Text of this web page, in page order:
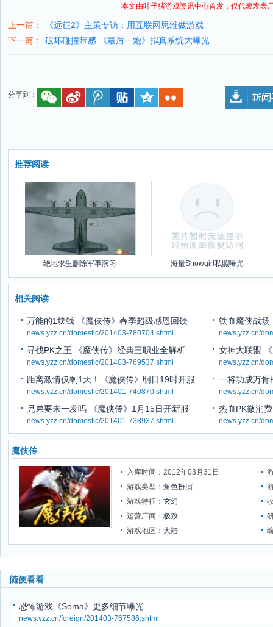
本文由叶子猪游戏资讯中心首发，仅代表发表
上一篇：
《远征2》主策专访：用互联网思维做游戏
下一篇：
破坏碰撞带感 《最后一炮》拟真系统大曝光
分享到：
推荐阅读
绝地求生删除军事演习 海量Showgirl私照曝光
相关阅读
万能的1块钱 《魔侠传》春季超级感恩回馈
news.yzz.cn/domestic/201403-780704.shtml
铁血魔侠战场
news.yzz.cn/
寻找PK之王 《魔侠传》经典三职业全解析
news.yzz.cn/domestic/201403-769537.shtml
女神大联盟
news.yzz.cn/
距离激情仅剩1天！《魔侠传》明日19时开服
news.yzz.cn/domestic/201401-740870.shtml
一将功成万骨
news.yzz.cn/
兄弟要来一发吗 《魔侠传》1月15日开新服
news.yzz.cn/domestic/201401-738937.shtml
热血PK微消
news.yzz.cn/
魔侠传
入库时间：2012年03月31日
游戏类型： 角色扮演
游戏特征： 玄幻
运营厂商： 极致
游戏地区： 大陆
随便看看
恐怖游戏《Soma》更多细节曝光
news.yzz.cn/foreign/201403-767586.shtml